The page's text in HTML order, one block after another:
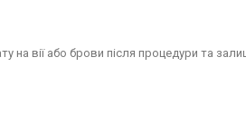
на вії або брови після процедури та